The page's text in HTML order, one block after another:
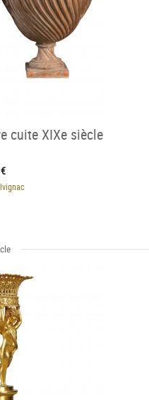
cuite XIXe siècle